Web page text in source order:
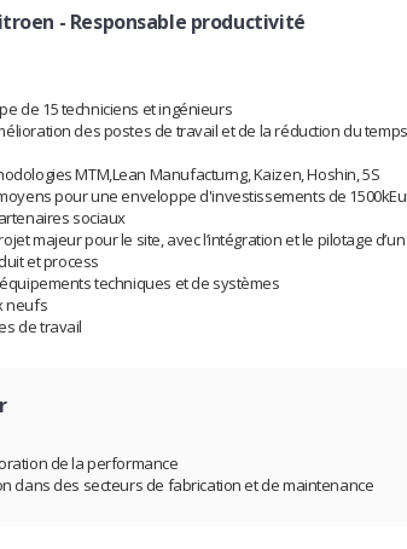
- Responsable productivité
de 15 techniciens et ingénieurs
des postes de travail et de la réduction du
MTM,Lean Manufacturng, Kaizen, Hoshin, 5S
pour une enveloppe d'investissements de
sociaux
majeur pour le site, avec l’intégration et le pilotage
et process
techniques et de systèmes
neufs
de travail
de la performance
dans des secteurs de fabrication et de maintenance